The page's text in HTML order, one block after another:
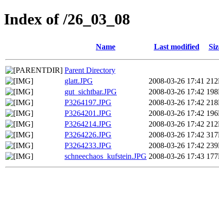
Index of /26_03_08
Name Last modified
Parent Directory
glatt.JPG
2008-03-26 17:41
gut_sichtbar.JPG
2008-03-26 17:42
P3264197.JPG
2008-03-26 17:42
P3264201.JPG
2008-03-26 17:42
P3264214.JPG
2008-03-26 17:42
P3264226.JPG
2008-03-26 17:42
P3264233.JPG
2008-03-26 17:42
schneechaos_kufstein.JPG 2008-03-26 17:43